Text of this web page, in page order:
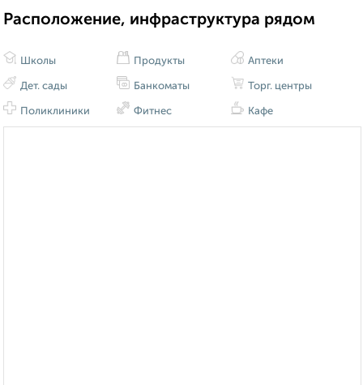
Расположение, инфраструктура рядом
Школы
Дет. сады
Поликлиники
Продукты
Банкоматы
Фитнес
Аптеки
Торг. центры
Кафе